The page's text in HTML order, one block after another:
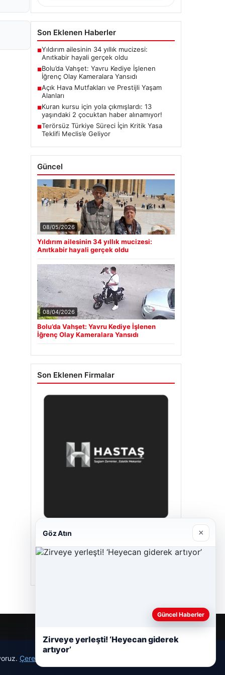
Son Eklenen Haberler
■Yıldırım ailesinin 34 yıllık mucizesi:
Anıtkabir hayali gerçek oldu
■Bolu’da Vahşet: Yavru Kediye İşlenen
İğrenç Olay Kameralara Yansıdı
■Açık Hava Mutfakları ve Prestijli Yaşam
Alanları
■Kuran kursu için yola çıkmışlardı: 13
yaşındaki 2 çocuktan haber alınamıyor!
■Terörsüz Türkiye Süreci İçin Kritik Yasa
Teklifi Meclis’e Geliyor
Güncel
08/05/2026
Yıldırım ailesinin 34 yıllık mucizesi:
Anıtkabir hayali gerçek oldu
08/04/2026
Bolu’da Vahşet: Yavru Kediye İşlenen
İğrenç Olay Kameralara Yansıdı
Son Eklenen Firmalar
Hastaş Beton
05/26/2026
Çerez Politikamız
Göz Atın ×
Güncel Haberler
Zirveye yerleşti! ‘Heyecan giderek
artıyor’